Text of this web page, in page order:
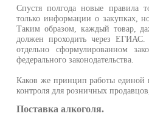
Спустя полгода новые правила
только информации о закупках,
Таким образом, каждый товар,
должен проходить через
отдельно сформулированном
федерального законодательства.
Каков же принцип работы единой
контроля для розничных
Поставка алкоголя.